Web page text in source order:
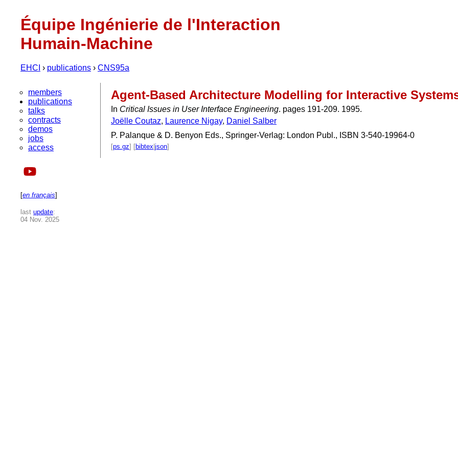
Équipe Ingénierie de l'Interaction
Humain-Machine
EHCI › publications › CNS95a
members
publications
talks
contracts
demos
jobs
access
[en français]
last update:
04 Nov. 2025
Agent-Based Architecture Modelling for Interactive
In Critical Issues in User Interface Engineering. pages 191-209. 1995.
Joëlle Coutaz, Laurence Nigay, Daniel Salber
P. Palanque & D. Benyon Eds., Springer-Verlag: London Publ., ISBN 3-540-19964-0
[ps.gz] [bibtex json]